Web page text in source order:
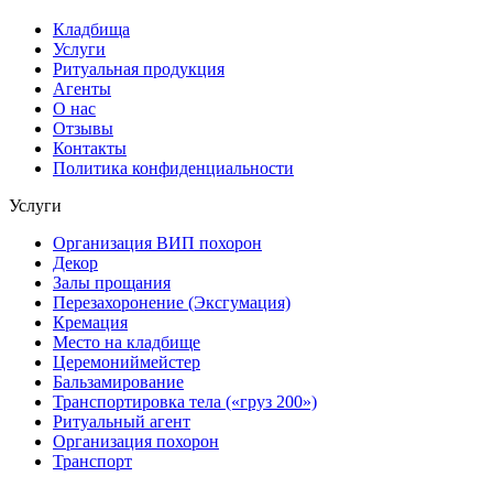
Кладбища
Услуги
Ритуальная продукция
Агенты
О нас
Отзывы
Контакты
Политика конфиденциальности
Услуги
Организация ВИП похорон
Декор
Залы прощания
Перезахоронение (Эксгумация)
Кремация
Место на кладбище
Церемониймейстер
Бальзамирование
Транспортировка тела («груз 200»)
Ритуальный агент
Организация похорон
Транспорт